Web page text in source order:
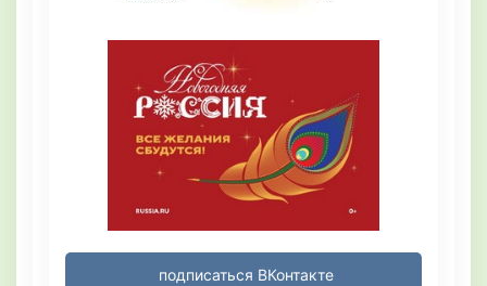
подписаться ВКонтакте